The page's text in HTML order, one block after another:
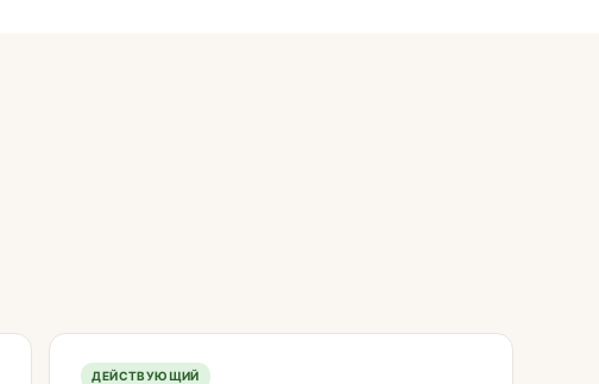
ДЕЙСТВУЮЩИЙ